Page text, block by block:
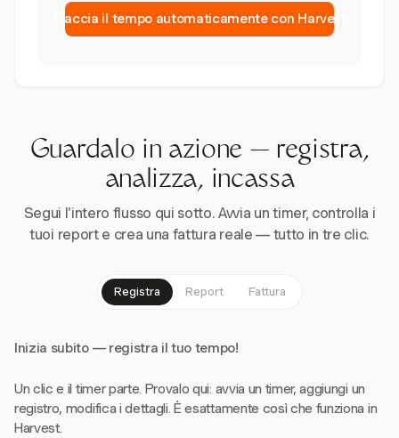
Traccia il tempo automaticamente con Harvest
Guardalo in azione — registra,
analizza, incassa
Segui l'intero flusso qui sotto. Avvia un timer, controlla i
tuoi report e crea una fattura reale — tutto in tre clic.
Registra Report Fattura
Inizia subito — registra il tuo tempo!
Un clic e il timer parte. Provalo qui: avvia un timer, aggiungi un
registro, modifica i dettagli. È esattamente così che funziona in
Harvest.